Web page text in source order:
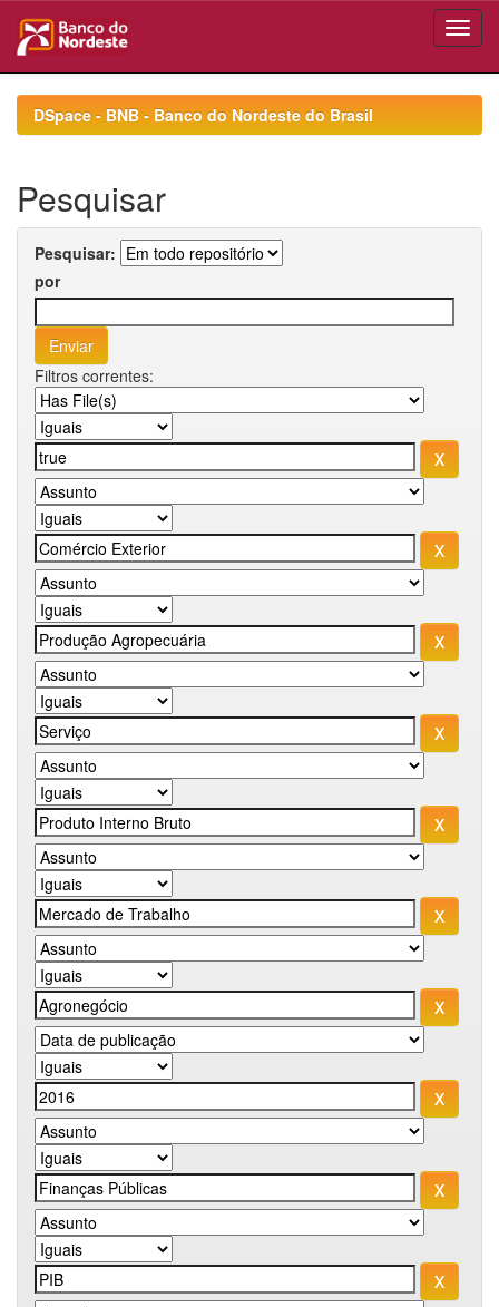
navigationDSpace - BNB - Banco do Nordeste do Brasil
Pesquisar
Pesquisar:
por
Filtros correntes: